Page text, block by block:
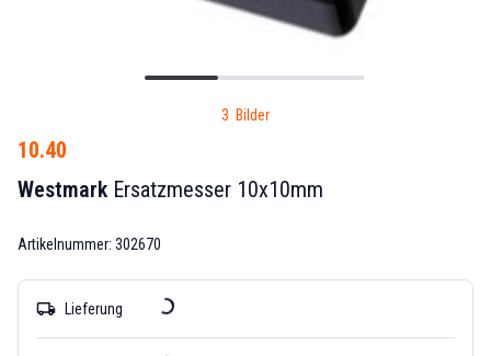
3 Bilder
10.40
WestmarkErsatzmesser 10x10mm
Artikelnummer: 302670
local_shipping Lieferung